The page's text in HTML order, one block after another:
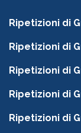
Ripetizioni di
Ripetizioni di
Ripetizioni di
Ripetizioni di
Ripetizioni di